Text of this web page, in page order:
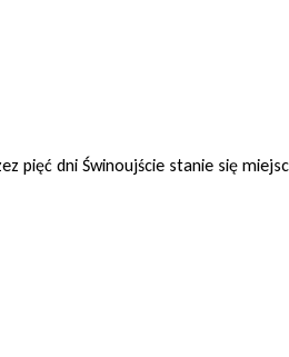
pięć dni Świnoujście stanie się